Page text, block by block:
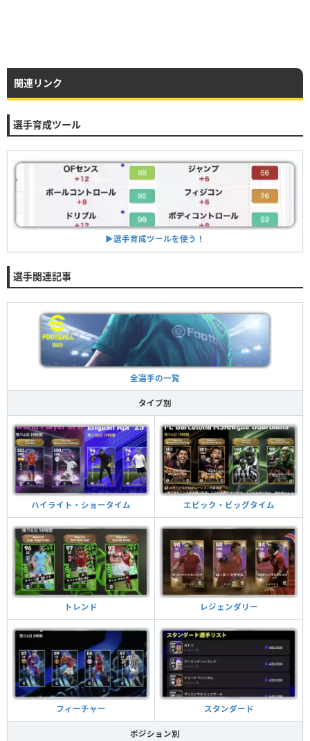
関連リンク
選手育成ツール
▶︎選手育成ツールを使う！
選手関連記事
全選手の一覧
タイプ別
ハイライト・ショータイム エピック・ビッグタイム
トレンド レジェンダリー
フィーチャー スタンダード
ポジション別